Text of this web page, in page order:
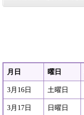
月日 曜日
3月16日 土曜日
3月17日 日曜日